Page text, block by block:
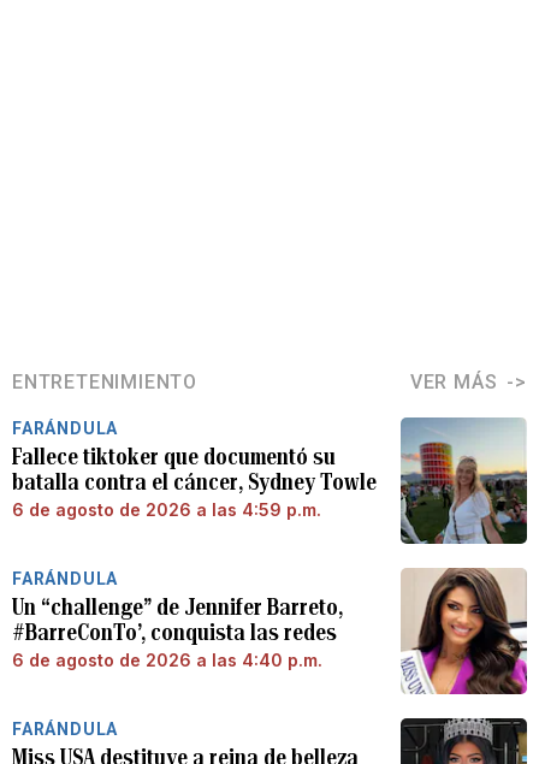
ENTRETENIMIENTO VER MÁS
FARÁNDULA
Fallece tiktoker que documentó su
batalla contra el cáncer, Sydney Towle
6 de agosto de 2026 a las 4:59 p.m.
FARÁNDULA
Un “challenge” de Jennifer Barreto,
#BarreConTo’, conquista las redes
6 de agosto de 2026 a las 4:40 p.m.
FARÁNDULA
Miss USA destituye a reina de belleza